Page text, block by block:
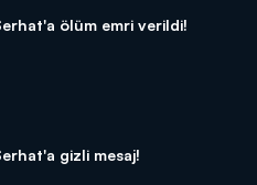
ölüm emri verildi!
gizli mesaj!